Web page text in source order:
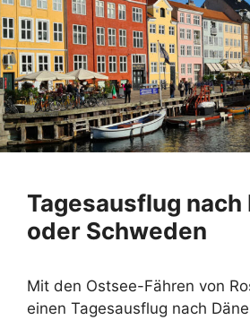
Tagesausflug nach
oder Schweden
Mit den Ostsee-Fähren von
einen Tagesausflug nach